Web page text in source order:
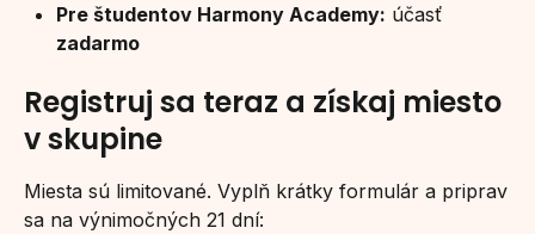
Pre študentov Harmony Academy: účasť
zadarmo
Registruj sa teraz a získaj miesto
v skupine
Miesta sú limitované. Vyplň krátky formulár a priprav
sa na výnimočných 21 dní: